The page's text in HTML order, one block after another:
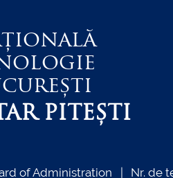
PITEȘTI
of Administration Nr. de